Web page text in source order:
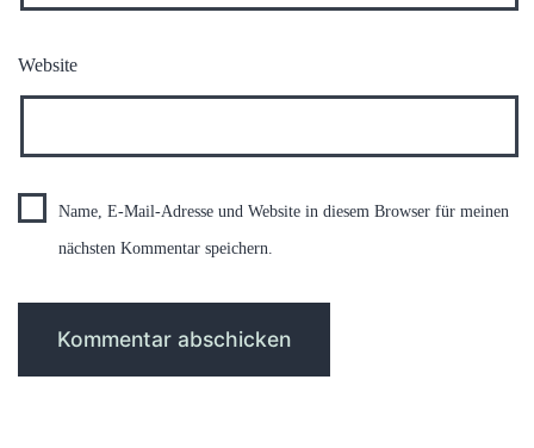
Website
Name, E-Mail-Adresse und Website in diesem Browser für meinen
nächsten Kommentar speichern.